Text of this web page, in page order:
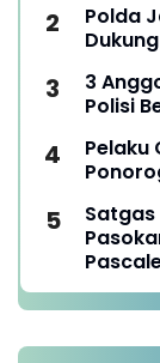
Polda
3
Polisi
Pelaku
Satgas